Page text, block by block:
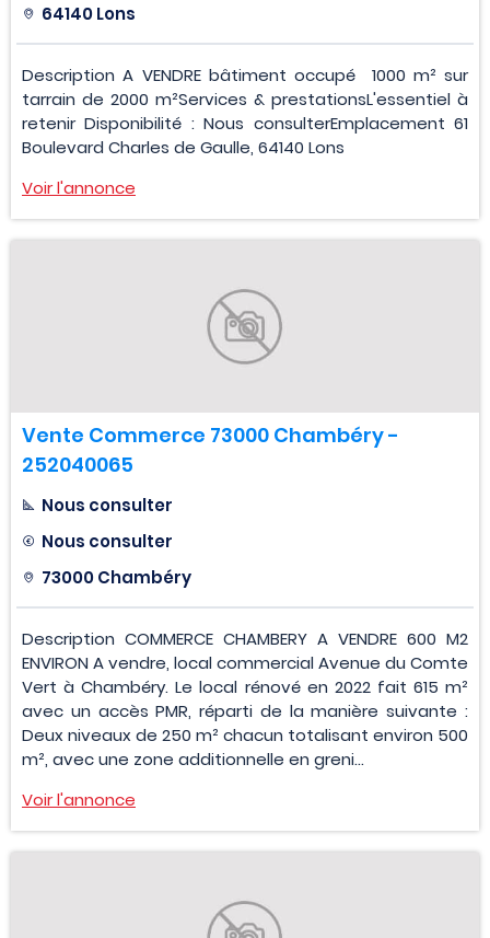
64140 Lons
Description A VENDRE bâtiment occupé 1000 m² sur
tarrain de 2000 m²Services & prestationsL'essentiel à
retenir Disponibilité : Nous consulterEmplacement 61
Boulevard Charles de Gaulle, 64140 Lons
Voir l'annonce
Vente Commerce 73000 Chambéry -
252040065
Nous consulter
Nous consulter
73000 Chambéry
Description COMMERCE CHAMBERY A VENDRE 600 M2
ENVIRON A vendre, local commercial Avenue du Comte
Vert à Chambéry. Le local rénové en 2022 fait 615 m²
avec un accès PMR, réparti de la manière suivante :
Deux niveaux de 250 m² chacun totalisant environ 500
m², avec une zone additionnelle en greni...
Voir l'annonce